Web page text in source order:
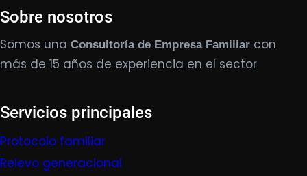
Sobre nosotros
Somos una Consultoría de Empresa Familiar con
más de 15 años de experiencia en el sector
Servicios principales
Protocolo familiar
Relevo generacional